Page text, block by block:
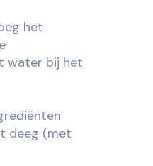
het
water bij het
deeg (met